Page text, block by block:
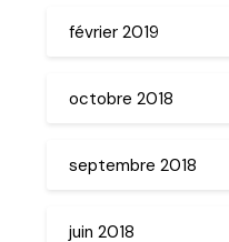
février 2019
octobre 2018
septembre 2018
juin 2018